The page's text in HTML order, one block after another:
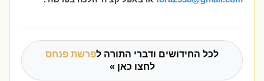
לכל החידושים ודברי התורה לפרשת פנחס
לחצו כאן »